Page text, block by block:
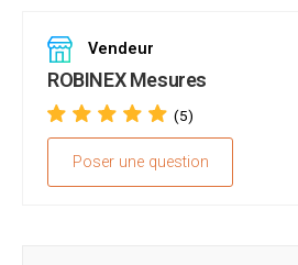
Vendeur
ROBINEX Mesures
(5)
Poser une question